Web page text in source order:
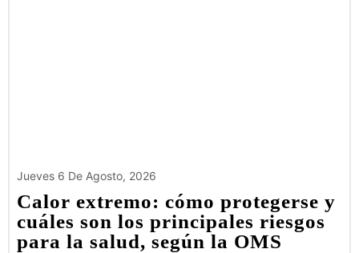
Jueves 6 De Agosto, 2026
Calor extremo: cómo protegerse y
cuáles son los principales riesgos
para la salud, según la OMS